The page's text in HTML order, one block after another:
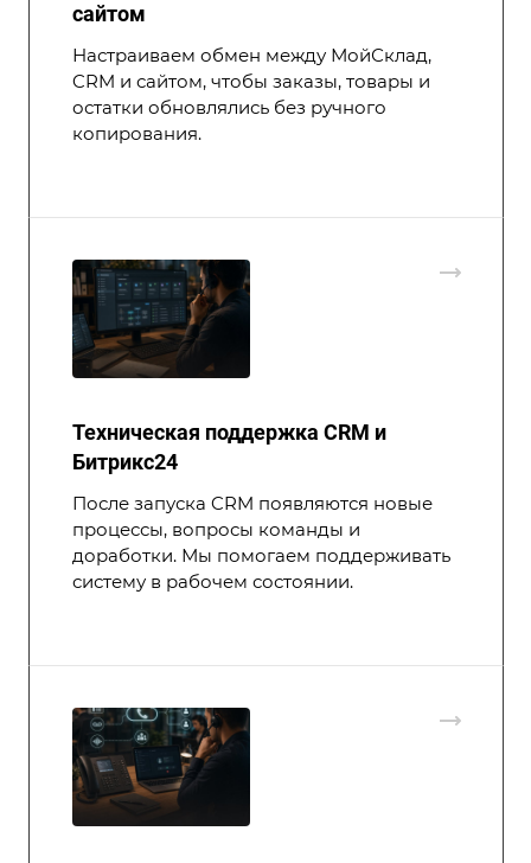
сайтом
Настраиваем обмен между МойСклад,
CRM и сайтом, чтобы заказы, товары и
остатки обновлялись без ручного
копирования.
Техническая поддержка CRM и
Битрикс24
После запуска CRM появляются новые
процессы, вопросы команды и
доработки. Мы помогаем поддерживать
систему в рабочем состоянии.